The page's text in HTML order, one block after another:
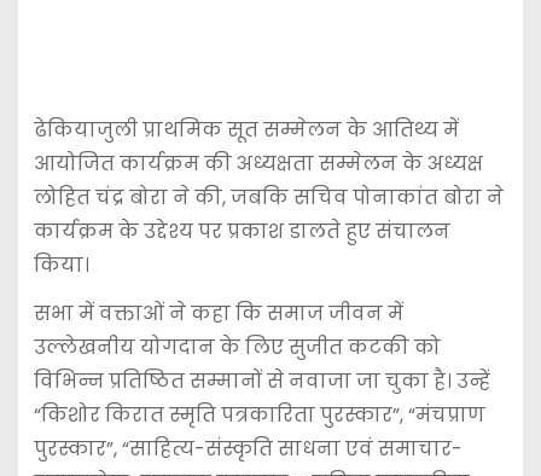
ढेकियाजुली प्राथमिक सूत सम्मेलन के आतिथ्य में
आयोजित कार्यक्रम की अध्यक्षता सम्मेलन के अध्यक्ष
लोहित चंद्र बोरा ने की, जबकि सचिव पोनाकांत बोरा ने
कार्यक्रम के उद्देश्य पर प्रकाश डालते हुए संचालन
किया।
सभा में वक्ताओं ने कहा कि समाज जीवन में
उल्लेखनीय योगदान के लिए सुजीत कटकी को
विभिन्न प्रतिष्ठित सम्मानों से नवाजा जा चुका है। उन्हें
“किशोर किरात स्मृति पत्रकारिता पुरस्कार”, “मंचप्राण
पुरस्कार”, “साहित्य-संस्कृति साधना एवं समाचार-